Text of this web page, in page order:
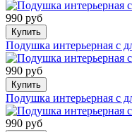
990 руб
Купить
Подушка интерьерная с
990 руб
Купить
Подушка интерьерная с
990 руб